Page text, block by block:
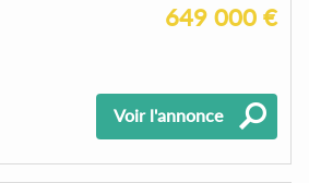
649 000 €
Voir l'annonce